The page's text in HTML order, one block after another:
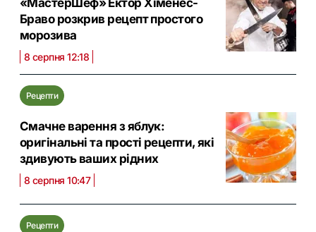
«МастерШеф» Ектор Хіменес-
Браво розкрив рецепт простого
морозива
8 серпня 12:18
Рецепти
Смачне варення з яблук:
оригінальні та прості рецепти, які
здивують ваших рідних
8 серпня 10:47
Рецепти